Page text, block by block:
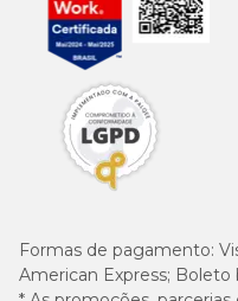
Formas de pagamento:
American Express; Boleto